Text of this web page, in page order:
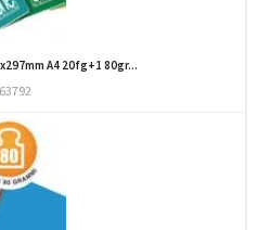
A4 20fg+1 80gr...
63792